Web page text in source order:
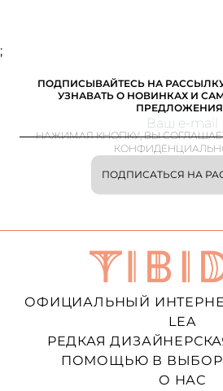
;
ПОДПИСЫВАЙТЕСЬ НА
УЗНАВАТЬ О НОВИНКАХ И
ПОДПИСАТЬСЯ НА
НАЖИМАЯ КНОПКУ, ВЫ
ОФИЦИАЛЬНЫЙ
LEA
РЕДКАЯ
ПОМОЩЬЮ В
О НАС